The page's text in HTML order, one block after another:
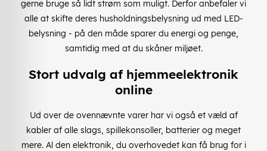
gerne bruge så lidt strøm som muligt. Derfor anbefaler vi
alle at skifte deres husholdningsbelysning ud med LED-
belysning - på den måde sparer du energi og penge,
samtidig med at du skåner miljøet.
Stort udvalg af hjemmeelektronik
online
Ud over de ovennævnte varer har vi også et væld af
kabler af alle slags, spillekonsoller, batterier og meget
mere. Al den elektronik, du overhovedet kan få brug for i